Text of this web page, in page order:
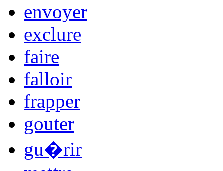
envoyer
exclure
faire
falloir
frapper
gouter
gu�rir